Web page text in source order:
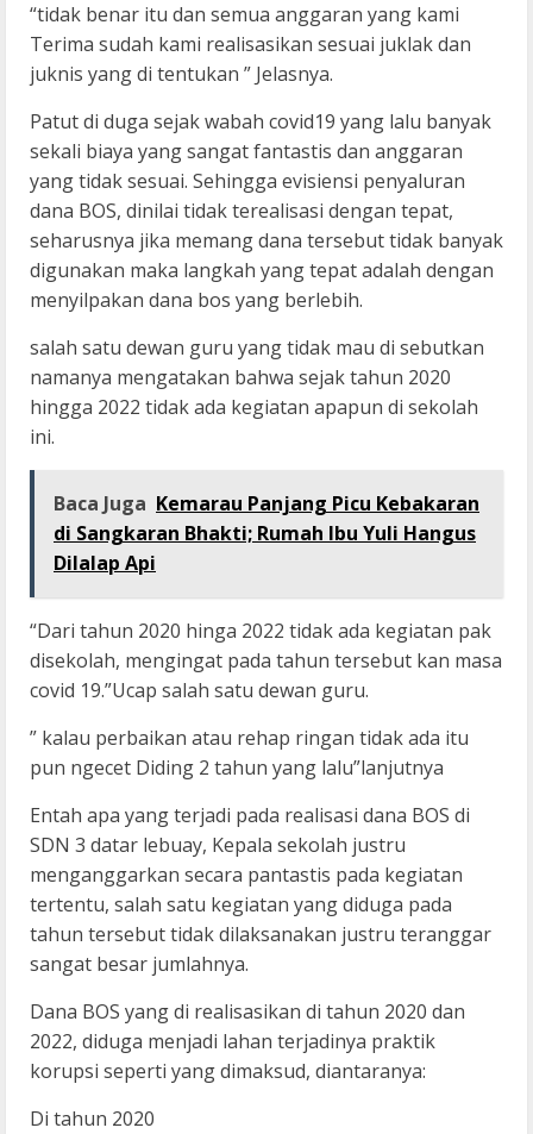
“tidak benar itu dan semua anggaran yang kami
Terima sudah kami realisasikan sesuai juklak dan
juknis yang di tentukan ” Jelasnya.
Patut di duga sejak wabah covid19 yang lalu banyak
sekali biaya yang sangat fantastis dan anggaran
yang tidak sesuai. Sehingga evisiensi penyaluran
dana BOS, dinilai tidak terealisasi dengan tepat,
seharusnya jika memang dana tersebut tidak banyak
digunakan maka langkah yang tepat adalah dengan
menyilpakan dana bos yang berlebih.
salah satu dewan guru yang tidak mau di sebutkan
namanya mengatakan bahwa sejak tahun 2020
hingga 2022 tidak ada kegiatan apapun di sekolah
ini.
Baca Juga Kemarau Panjang Picu Kebakaran
di Sangkaran Bhakti; Rumah Ibu Yuli Hangus
Dilalap Api
“Dari tahun 2020 hinga 2022 tidak ada kegiatan pak
disekolah, mengingat pada tahun tersebut kan masa
covid 19.”Ucap salah satu dewan guru.
” kalau perbaikan atau rehap ringan tidak ada itu
pun ngecet Diding 2 tahun yang lalu”lanjutnya
Entah apa yang terjadi pada realisasi dana BOS di
SDN 3 datar lebuay, Kepala sekolah justru
menganggarkan secara pantastis pada kegiatan
tertentu, salah satu kegiatan yang diduga pada
tahun tersebut tidak dilaksanakan justru teranggar
sangat besar jumlahnya.
Dana BOS yang di realisasikan di tahun 2020 dan
2022, diduga menjadi lahan terjadinya praktik
korupsi seperti yang dimaksud, diantaranya:
Di tahun 2020